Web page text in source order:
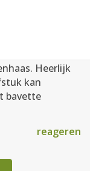
Heerlijk
kan
bavette
reageren